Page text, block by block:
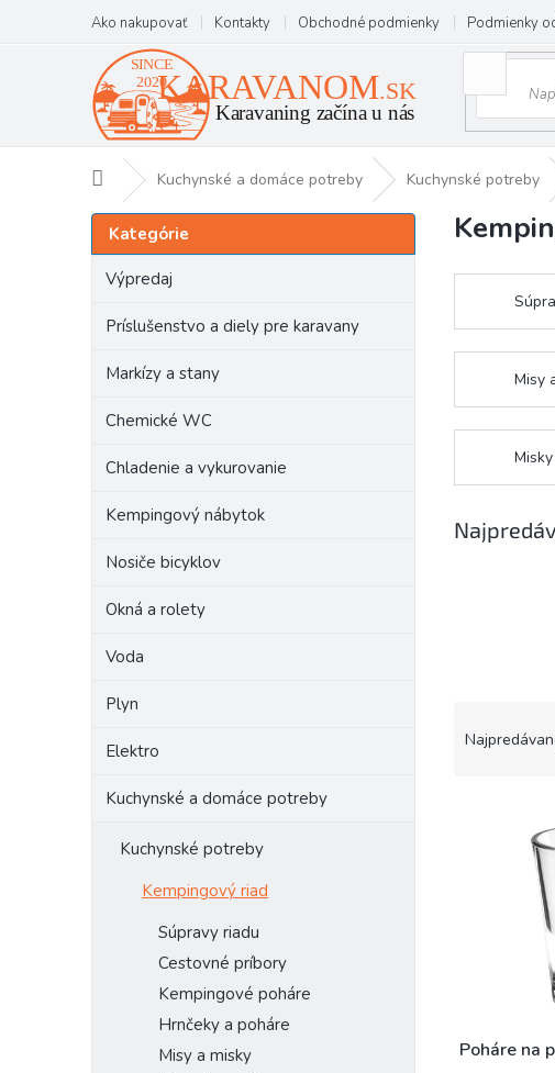
obsah
Ako nakupovať Kontakty Obchodné podmienky Podmienky
DomovKuchynské a domáce potreby Kuchynské potreby
B
o
Preskočiť
kategórie
Kategórie
Výpredaj
Príslušenstvo a diely pre karavany
Markízy a stany
Chemické WC
Chladenie a vykurovanie
Kempingový nábytok
Nosiče bicyklov
Okná a rolety
Voda
Plyn
Elektro
Kuchynské a domáce potreby
Kuchynské potreby
Kempingový riad
Súpravy riadu
Cestovné príbory
Kempingové poháre
Hrnčeky a poháre
Misy a misky
Misy
o
kPoháre na